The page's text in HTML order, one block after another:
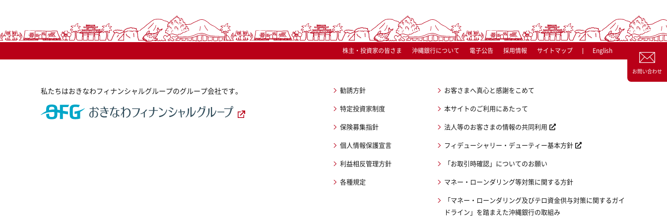
株主・投資家の皆さま 沖縄銀行について 電子公告 採用情報 サイトマップ English
お問い合わせ
私たちはおきなわフィナンシャルグループのグループ会社です。
勧誘方針
特定投資家制度
保険募集指針
個人情報保護宣言
利益相反管理方針
各種規定
お客さまへ真心と感謝をこめて
本サイトのご利用にあたって
法人等のお客さまの情報の共同利用
フィデューシャリー・デューティー基本方針
「お取引時確認」についてのお願い
マネー・ローンダリング等対策に関する方針
「マネー・ローンダリング及びテロ資金供与対策に関するガイ
ドライン」を踏まえた沖縄銀行の取組み